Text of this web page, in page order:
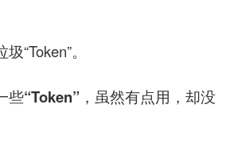
。
些“Token”，虽然有点用，却没